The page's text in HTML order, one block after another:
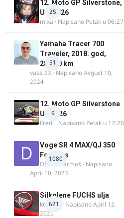
25
12. Moto GP Silverstone,
UK, 2026
mixa · Napisano Petak u 06:27
51
Yamaha Tracer 700
Traveler, 2018. god,
28.100 km
vasa.93 · NapisanoAvgust 10,
2024
9
12. Moto GP Silverstone
UK 2026
Fredi · Napisano Petak u 17:20
1080
Voge SR 4 MAX/QJ 350
Fortress
Džim Džarmuš · Napisano
April 10, 2023
621
Silkolene FUCHS ulja
ktm600 · NapisanoApril 12,
2020